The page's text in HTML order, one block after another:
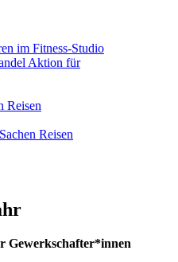
im Fitness-Studio
Aktion für
Reisen
Reisen
Gewerkschafter*innen